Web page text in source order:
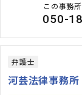
この事務
050-
弁護士
河芸法律事務所